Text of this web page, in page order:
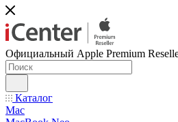
Официальный Apple Premium
Каталог
Mac